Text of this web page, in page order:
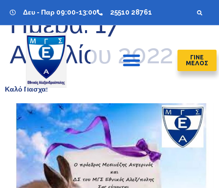
Δευ - Παρ 09:00-13:00 25510 28761
ΓΙΝΕ
ΜΕΛΟΣ
Ημέρα:17
Απριλίου 2022
Καλό Πάσχα!